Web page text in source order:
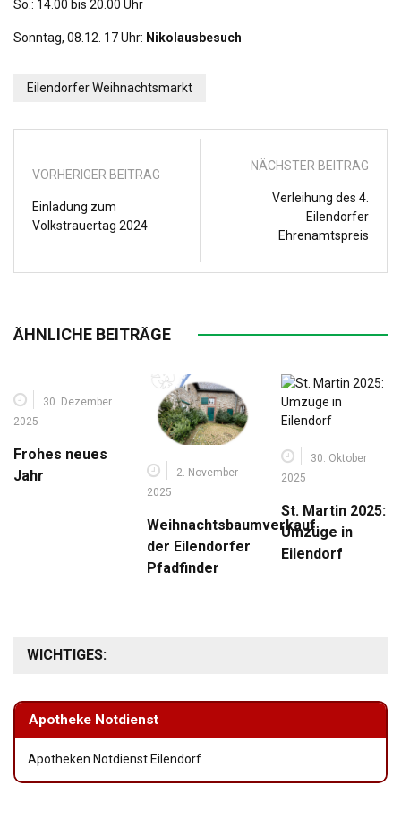
So.: 14.00 bis 20.00 Uhr
Sonntag, 08.12. 17 Uhr: Nikolausbesuch
Eilendorfer Weihnachtsmarkt
VORHERIGER BEITRAG
Einladung zum
Volkstrauertag 2024
NÄCHSTER BEITRAG
Verleihung des 4.
Eilendorfer
Ehrenamtspreis
ÄHNLICHE BEITRÄGE
30. Dezember
2025
Frohes neues
Jahr
2. November
2025
Weihnachtsbaumverkauf
der Eilendorfer
Pfadfinder
30. Oktober
2025
St. Martin 2025:
Umzüge in
Eilendorf
WICHTIGES:
Apotheke Notdienst
Apotheken Notdienst Eilendorf